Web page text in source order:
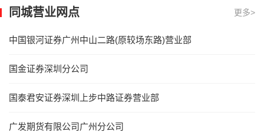
同城营业网点 更多>
中国银河证券广州中山二路(原较场东路)营业部
国金证券深圳分公司
国泰君安证券深圳上步中路证券营业部
广发期货有限公司广州分公司